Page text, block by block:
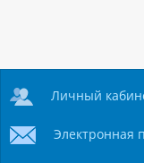
Личный
Электронная